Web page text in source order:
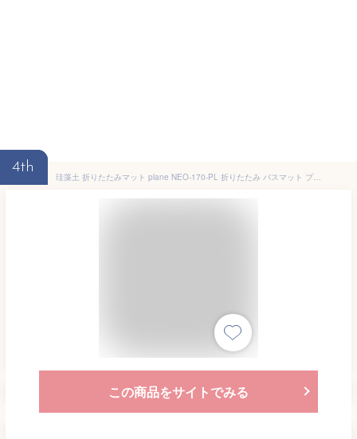
4th
珪藻土 折りたたみマット plane NEO-170-PL 折りたたみ バスマット プレーン けいそうど お風呂 バス 洗面所 吸水 速乾 大判 防カビ 清潔 防ダニ TV テレビ おしゃれ かわいい インテリア 柄 収納(代引不可)【送料無料】
この商品をサイトでみる